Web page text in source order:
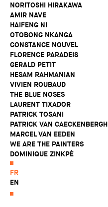
NORITOSHI HIRAKAWA
AMIR NAVE
HAIFENG NI
OTOBONG NKANGA
CONSTANCE NOUVEL
FLORENCE PARADEIS
GERALD PETIT
HESAM RAHMANIAN
VIVIEN ROUBAUD
THE BLUE NOSES
LAURENT TIXADOR
PATRICK TOSANI
PATRICK VAN CAECKENBERGH
MARCEL VAN EEDEN
WE ARE THE PAINTERS
DOMINIQUE ZINKPÈ
FR
EN